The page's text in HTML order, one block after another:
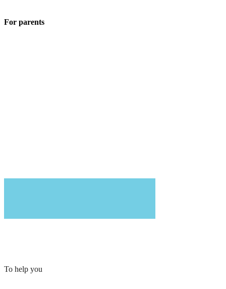
For parents
To help you